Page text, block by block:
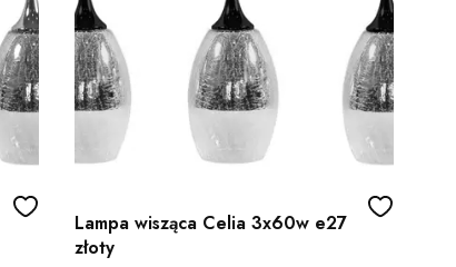
Lampa wisząca Celia 3x60w e27
złoty